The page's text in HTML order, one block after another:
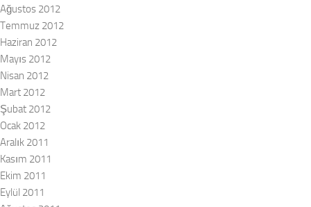
Ağustos 2012
Temmuz 2012
Haziran 2012
Mayıs 2012
Nisan 2012
Mart 2012
Şubat 2012
Ocak 2012
Aralık 2011
Kasım 2011
Ekim 2011
Eylül 2011